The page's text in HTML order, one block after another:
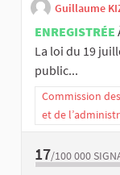
Guillaume
ENREGISTRÉE
La loi du 19
public...
Commission
et de
17/100 000